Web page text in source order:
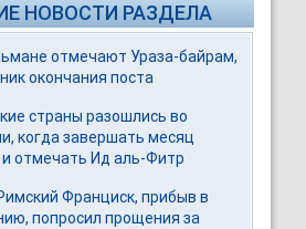
НОВОСТИ РАЗДЕЛА
отмечают Ураза-байрам,
окончания поста
страны разошлись во
когда завершать месяц
и отмечать Ид аль-Фитр
Франциск, прибыв в
попросил прощения за